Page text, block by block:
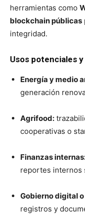
herramientas como
blockchain públicas
integridad.
Usos potenciales
Energía y medio
generación
Agrifood:
cooperativas o
Finanzas
reportes internos
Gobierno digital
registros y